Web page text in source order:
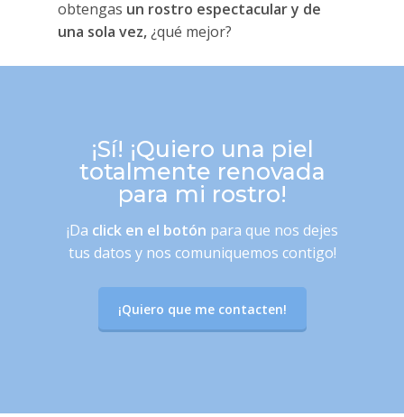
obtengas un rostro espectacular y de
una sola vez, ¿qué mejor?
¡Sí! ¡Quiero una piel
totalmente renovada
para mi rostro!
¡Da click en el botón para que nos dejes
tus datos y nos comuniquemos contigo!
¡Quiero que me contacten!